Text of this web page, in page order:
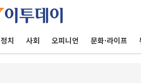
정치 사회 오피니언 문화·라이프